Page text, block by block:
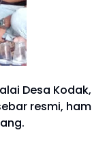
Desa
resmi,